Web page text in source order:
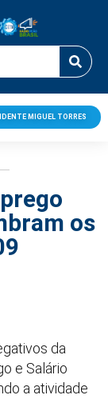
MIGUEL TORRES
os
da
e Salário
a atividade